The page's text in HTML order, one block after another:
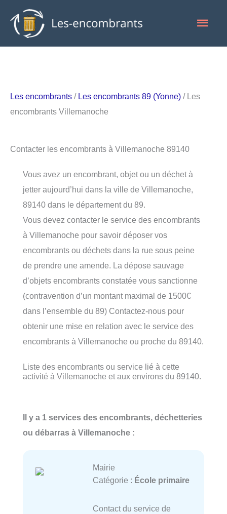
contenu
Les encombrants / Les encombrants 89 (Yonne) / Les
encombrants Villemanoche
Contacter les encombrants à Villemanoche 89140
Vous avez un encombrant, objet ou un déchet à
jetter aujourd’hui dans la ville de Villemanoche,
89140 dans le département du 89.
Vous devez contacter le service des encombrants
à Villemanoche pour savoir déposer vos
encombrants ou déchets dans la rue sous peine
de prendre une amende. La dépose sauvage
d’objets encombrants constatée vous sanctionne
(contravention d’un montant maximal de 1500€
dans l’ensemble du 89) Contactez-nous pour
obtenir une mise en relation avec le service des
encombrants à Villemanoche ou proche du 89140.
Liste des encombrants ou service lié à cette
activité à Villemanoche et aux environs du 89140.
Il y a 1 services des encombrants, déchetteries
ou débarras à Villemanoche :
Mairie
Catégorie : École primaire
Contact du service de